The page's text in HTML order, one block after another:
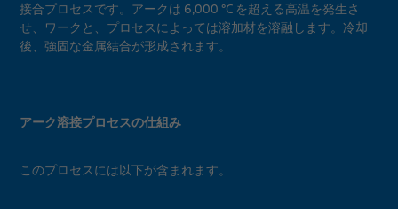
接合プロセスです。アークは 6,000 °C を超える高温を発生さ
せ、ワークと、プロセスによっては溶加材を溶融します。冷却
後、強固な金属結合が形成されます。
アーク溶接プロセスの仕組み
このプロセスには以下が含まれます。